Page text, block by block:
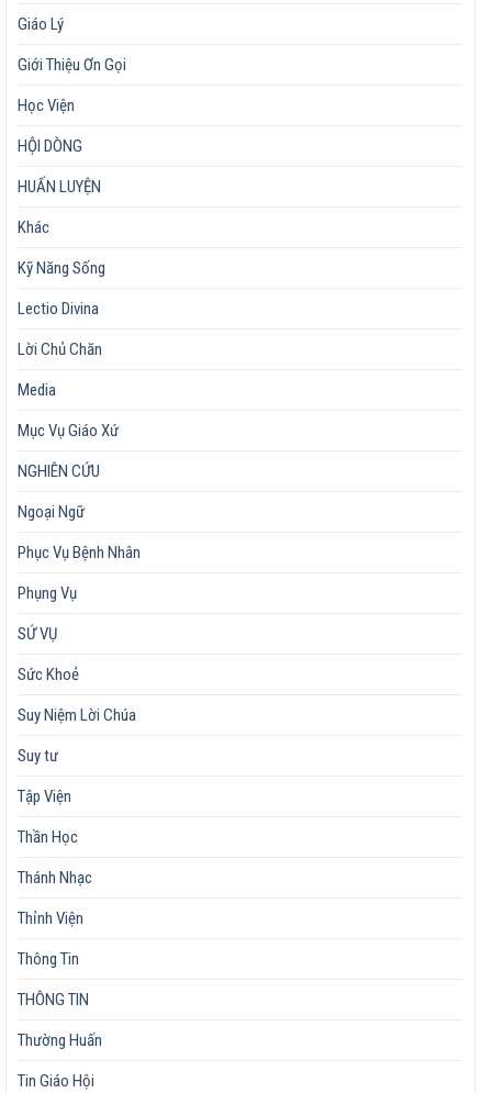
Giáo Lý
Giới Thiệu Ơn Gọi
Học Viện
HỘI DÒNG
HUẤN LUYỆN
Khác
Kỹ Năng Sống
Lectio Divina
Lời Chủ Chăn
Media
Mục Vụ Giáo Xứ
NGHIÊN CỨU
Ngoại Ngữ
Phục Vụ Bệnh Nhân
Phụng Vụ
SỨ VỤ
Sức Khoẻ
Suy Niệm Lời Chúa
Suy tư
Tập Viện
Thần Học
Thánh Nhạc
Thỉnh Viện
Thông Tin
THÔNG TIN
Thường Huấn
Tin Giáo Hội